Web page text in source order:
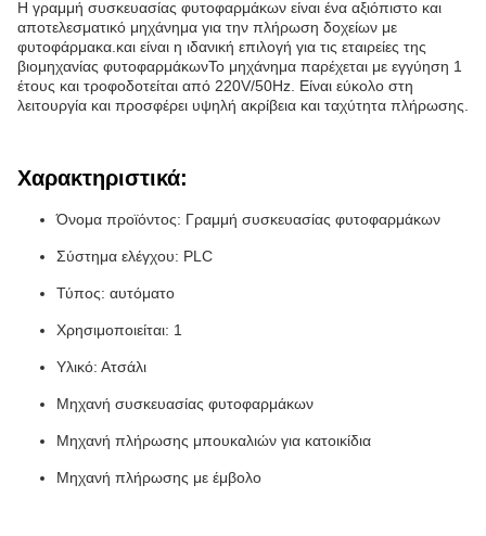
Η γραμμή συσκευασίας φυτοφαρμάκων είναι ένα αξιόπιστο και
αποτελεσματικό μηχάνημα για την πλήρωση δοχείων με
φυτοφάρμακα.και είναι η ιδανική επιλογή για τις εταιρείες της
βιομηχανίας φυτοφαρμάκωνΤο μηχάνημα παρέχεται με εγγύηση 1
έτους και τροφοδοτείται από 220V/50Hz. Είναι εύκολο στη
λειτουργία και προσφέρει υψηλή ακρίβεια και ταχύτητα πλήρωσης.
Χαρακτηριστικά:
Όνομα προϊόντος: Γραμμή συσκευασίας φυτοφαρμάκων
Σύστημα ελέγχου: PLC
Τύπος: αυτόματο
Χρησιμοποιείται: 1
Υλικό: Ατσάλι
Μηχανή συσκευασίας φυτοφαρμάκων
Μηχανή πλήρωσης μπουκαλιών για κατοικίδια
Μηχανή πλήρωσης με έμβολο